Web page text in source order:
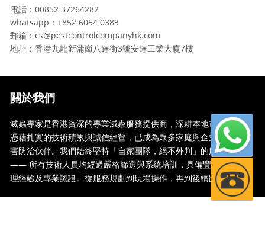
電話：00852 37264282
whatsapp：+852 6054 0383
郵箱：cs@pestcontrolcompanyhk.com
地址：香港九龍新蒲崗八達街3號安達工業大廈7樓
關於我們
滅蟲專家是香港資深的專業滅蟲服務提供商，深耕本地市場多年，
憑藉扎實的技術積累與誠信經營，已成為眾多家庭與企業信賴的蟲
害防治伙伴。我們始終堅持「自家團隊，絕不外判」的服務承諾
—— 所有技術人員均經過嚴格篩選與系統培訓，具備豐富的現場處
理經驗及專業認證。從服務規劃到現場操作，再到後續跟蹤，全...